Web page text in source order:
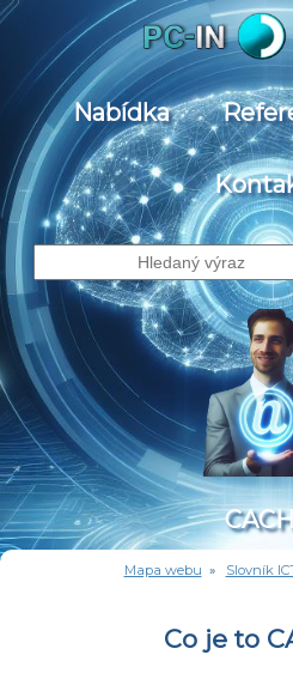
Nabídka
Mapa webu » Slovník
Co je to